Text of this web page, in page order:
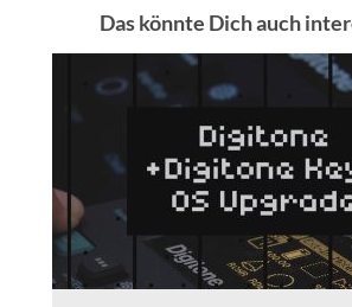
Das könnte Dich auch